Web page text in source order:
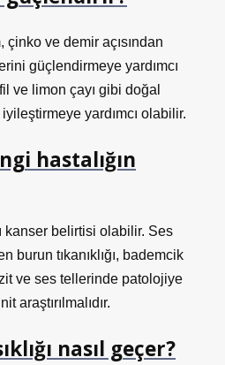
ve demir açısından
güçlendirmeye yardımcı
ve limon çayı gibi doğal
yardımcı olabilir.
hastalığın
kanser belirtisi olabilir. Ses
burun tıkanıklığı, bademcik
ve ses tellerinde patolojiye
araştırılmalıdır.
nasıl geçer?